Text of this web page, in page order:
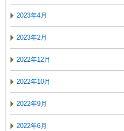
2023年4月
2023年2月
2022年12月
2022年10月
2022年9月
2022年6月